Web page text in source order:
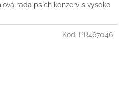
rada psích konzerv s vysoko
Kód: PR467046